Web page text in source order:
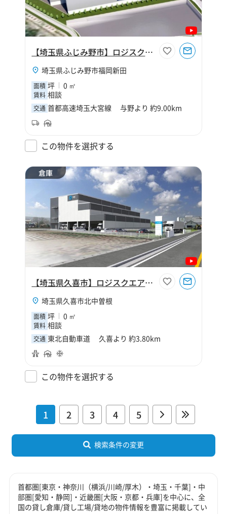
【埼玉県ふじみ野市】ロジスクエアふじみ野C
埼玉県ふじみ野市福岡新田
面積 坪 0 ㎡
賃料 相談
交通 首都高速埼玉大宮線 与野より 約9.00km
この物件を選択する
倉庫
【埼玉県久喜市】ロジスクエア久喜Ⅲ
埼玉県久喜市北中曽根
面積 坪 0 ㎡
賃料 相談
交通 東北自動車道 久喜より 約3.80km
この物件を選択する
1 2 3 4 5
検索条件の変更
首都圏[東京・神奈川（横浜/川崎/厚木）・埼玉・千葉]・中
部圏[愛知・静岡]・近畿圏[大阪・京都・兵庫]を中心に、全
国の貸し倉庫/貸し工場/貸地の物件情報を豊富に掲載してい